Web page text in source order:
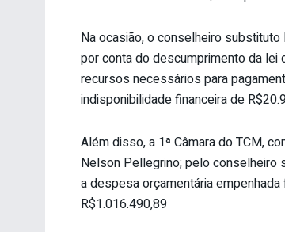
Na ocasião, o conselheiro substituto
por conta do descumprimento da
recursos necessários para
indisponibilidade financeira de
Além disso, a 1ª Câmara do TCM,
Nelson Pellegrino; pelo conselheiro
a despesa orçamentária
R$1.016.490,89